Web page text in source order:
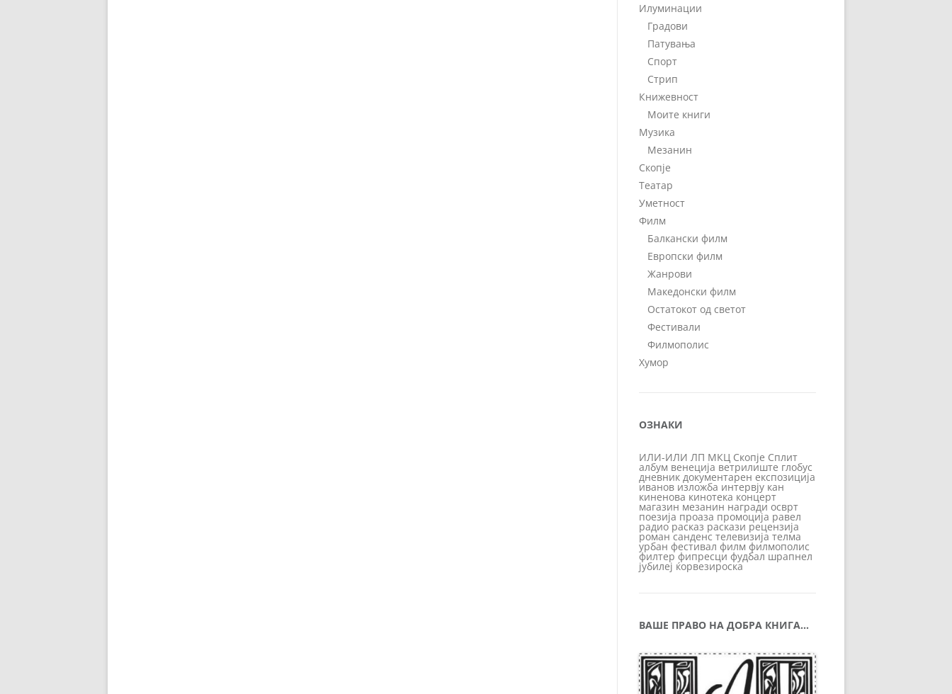
Илуминации
Градови
Патувања
Спорт
Стрип
Книжевност
Моите книги
Музика
Мезанин
Скопје
Театар
Уметност
Филм
Балкански филм
Европски филм
Жанрови
Македонски филм
Остатокот од светот
Фестивали
Филмополис
Хумор
ОЗНАКИ
ИЛИ-ИЛИ ЛП МКЦ Скопје Сплит
албум венеција ветрилиште глобус
дневник документарен експозиција
иванов изложба интервју кан
киненова кинотека концерт
магазин мезанин награди осврт
поезија проаза промоција равел
радио расказ раскази рецензија
роман санденс телевизија телма
урбан фестивал филм филмополис
филтер фипресци фудбал шрапнел
јубилеј ќорвезироска
ВАШЕ ПРАВО НА ДОБРА КНИГА…